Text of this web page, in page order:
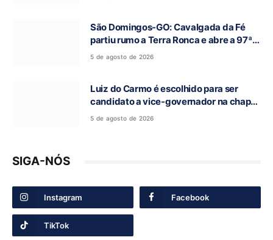
São Domingos-GO: Cavalgada da Fé
partiu rumo a Terra Ronca e abre a 97ª
Romaria do Bom Jesus da Lapa
5 de agosto de 2026
Luiz do Carmo é escolhido para ser
candidato a vice-governador na chapa
de Daniel Vilela
5 de agosto de 2026
SIGA-NÓS
Instagram Facebook
TikTok